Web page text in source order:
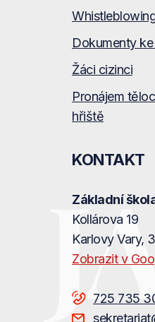
Dokumenty
Žáci cizinci
Pronájem
hřiště
KONTAKT
Základní
Kollárova 19
Karlovy Vary,
Zobrazit v
725 735